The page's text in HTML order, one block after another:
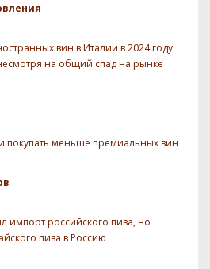
вин в Италии в 2024 году
на общий спад на рынке
покупать меньше премиальных вин
импорт российского пива, но
пива в Россию